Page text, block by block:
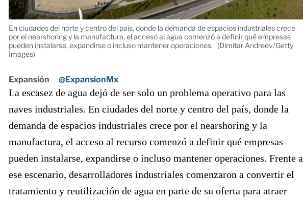
En ciudades del norte y centro del país, donde la demanda de espacios industriales crece
por el nearshoring y la manufactura, el acceso al agua comenzó a definir qué empresas
pueden instalarse, expandirse o incluso mantener operaciones.
(Dimitar Andreev/Getty
Images)
Expansión @ExpansionMx
La escasez de agua dejó de ser solo un problema operativo para las
naves industriales. En ciudades del norte y centro del país, donde la
demanda de espacios industriales crece por el nearshoring y la
manufactura, el acceso al recurso comenzó a definir qué empresas
pueden instalarse, expandirse o incluso mantener operaciones. Frente a
ese escenario, desarrolladores industriales comenzaron a convertir el
tratamiento y reutilización de agua en parte de su oferta para atraer